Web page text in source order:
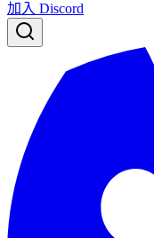
加入 Discord